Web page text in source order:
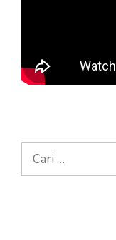
Cari
untuk: